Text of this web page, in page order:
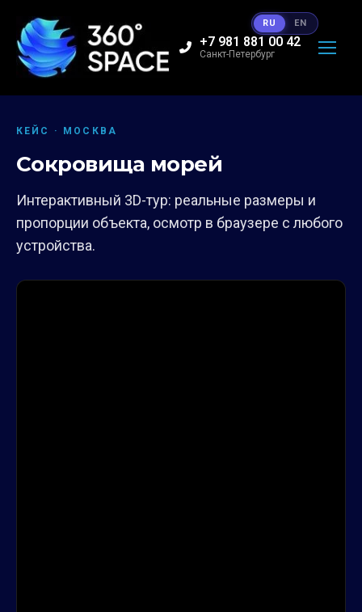
+7 981 881 00 42
Санкт-Петербург
КЕЙС · МОСКВА
Сокровища морей
Интерактивный 3D-тур: реальные размеры и
пропорции объекта, осмотр в браузере с любого
устройства.
RU EN